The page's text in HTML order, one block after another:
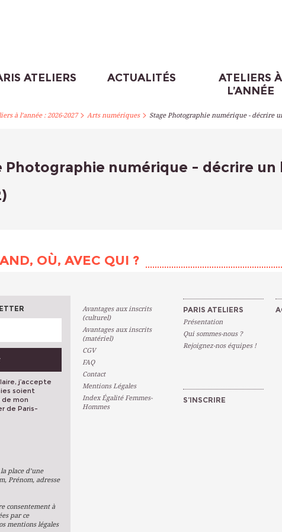
ATELIERS ACTUALITÉS
ATELIERS À
L’ANNÉE
à l’année : 2026-2027> Arts numériques> Stage Photographie numérique - décrire
Photographie numérique - décrire un
OÙ, AVEC QUI ?
j’accepte
soient
mon
de Paris-
place d’une
Prénom, adresse
consentement à
par ce
mentions légales
Avantages aux inscrits
(culturel)
Avantages aux inscrits
(matériel)
CGV
FAQ
Contact
Mentions Légales
Index Égalité Femmes-
Hommes
PARIS ATELIERS
Présentation
Qui sommes-nous ?
Rejoignez-nos équipes !
S’INSCRIRE